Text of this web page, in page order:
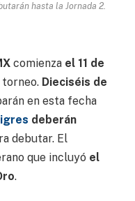
hasta la Jornada 2.
comienza el 11 de
torneo. Dieciséis de
en esta fecha
deberán
debutar. El
que incluyó el
.